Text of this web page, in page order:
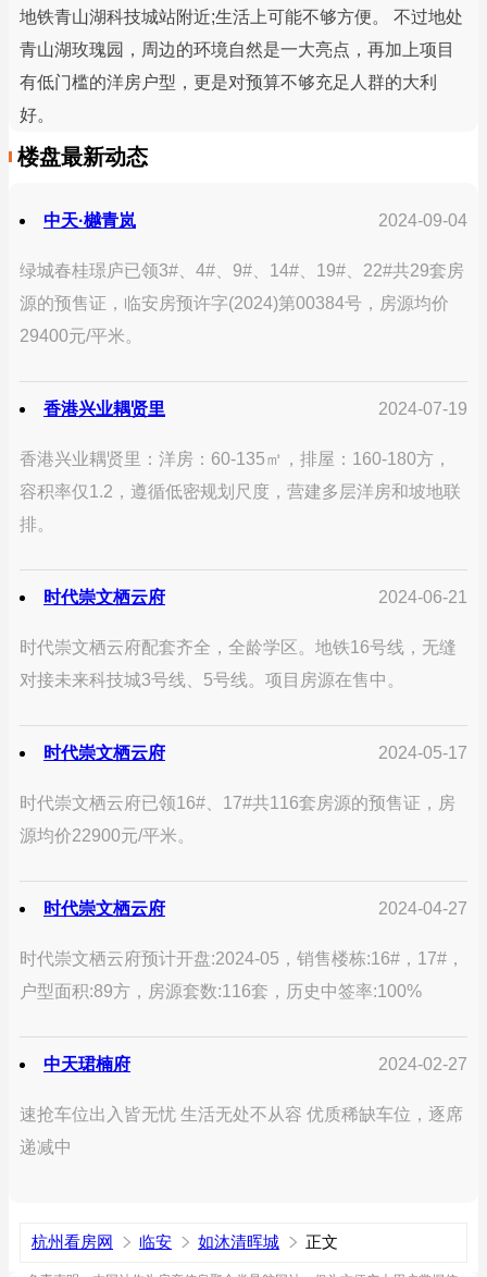
地铁青山湖科技城站附近;生活上可能不够方便。 不过地处
青山湖玫瑰园，周边的环境自然是一大亮点，再加上项目
有低门槛的洋房户型，更是对预算不够充足人群的大利
好。
楼盘最新动态
中天·樾青岚 2024-09-04
绿城春桂璟庐已领3#、4#、9#、14#、19#、22#共29套房
源的预售证，临安房预许字(2024)第00384号，房源均价
29400元/平米。
香港兴业耦贤里 2024-07-19
香港兴业耦贤里：洋房：60-135㎡，排屋：160-180方，
容积率仅1.2，遵循低密规划尺度，营建多层洋房和坡地联
排。
时代崇文栖云府 2024-06-21
时代崇文栖云府配套齐全，全龄学区。地铁16号线，无缝
对接未来科技城3号线、5号线。项目房源在售中。
时代崇文栖云府 2024-05-17
时代崇文栖云府已领16#、17#共116套房源的预售证，房
源均价22900元/平米。
时代崇文栖云府 2024-04-27
时代崇文栖云府预计开盘:2024-05，销售楼栋:16#，17#，
户型面积:89方，房源套数:116套，历史中签率:100%
中天珺楠府 2024-02-27
速抢车位出入皆无忧 生活无处不从容 优质稀缺车位，逐席
递减中
杭州看房网 临安 如沐清晖城 正文